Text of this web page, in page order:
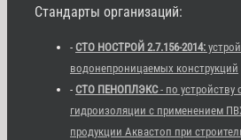
Стандарты организаций:
- СТО НОСТРОЙ 2.7.156-2014:
водонепроницаемых конструкций
- СТО ПЕНОПЛЭКС- по устройству
гидроизоляции с применением
продукции Аквастоп при